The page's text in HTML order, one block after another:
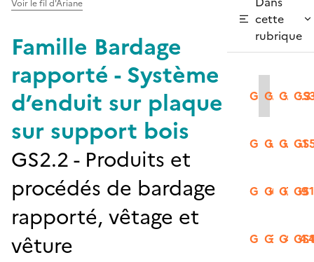
Voir le fil d'Ariane
Famille Bardage
rapporté - Système
d’enduit sur plaque
sur support bois
GS2.2 - Produits et
procédés de bardage
rapporté, vêtage et
vêture
cette
rubrique
GS2.1GS2.2GS2.3
GS3.2GS3.3
GS5.1
GS06GS07GS09
GS13GS14.2